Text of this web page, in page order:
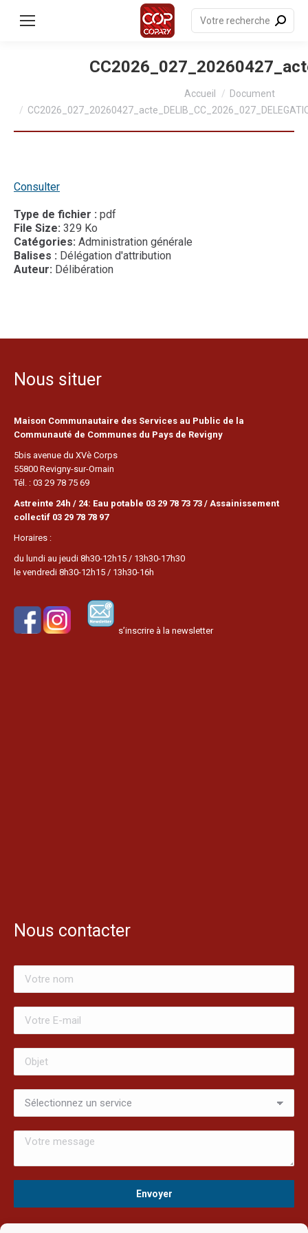
principal
Recherche
:
Accueil
Document
Consulter
Type de fichier : pdf
File Size: 329 Ko
Catégories: Administration générale
Balises : Délégation d'attribution
Auteur: Délibération
Nous situer
Maison Communautaire des Services au Public de la
Communauté de Communes du Pays de Revigny
5bis avenue du XVè Corps
55800 Revigny-sur-Ornain
Tél. : 03 29 78 75 69
Astreinte 24h / 24: Eau potable 03 29 78 73 73 / Assainissement
collectif 03 29 78 78 97
Horaires :
du lundi au jeudi 8h30-12h15 / 13h30-17h30
le vendredi 8h30-12h15 / 13h30-16h
s’inscrire à la newsletter
Nous contacter